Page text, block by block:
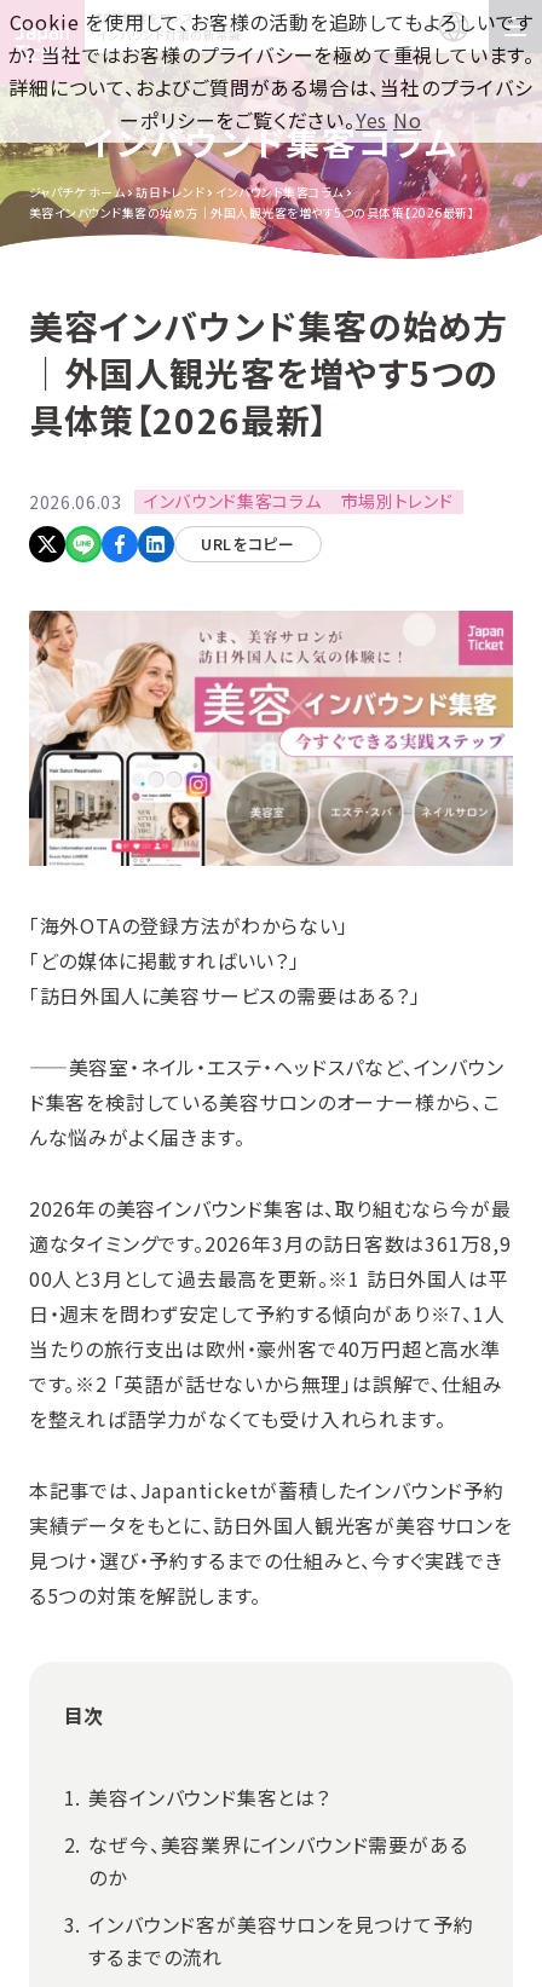
訪日集客をワンストップで！
インバウンド対策の新常識
インバウンド集客コラム
ジャパチケ ホーム 訪日トレンド
インバウンド集客コラム
美容インバウンド集客の始め方｜外国人観光客を増やす5つの具体策【2026最新】
美容インバウンド集客の始め方
｜外国人観光客を増やす5つの
具体策【2026最新】
2026.06.03 インバウンド集客コラム 市場別トレンド
URLをコピー
「海外OTAの登録方法がわからない」
「どの媒体に掲載すればいい？」
「訪日外国人に美容サービスの需要はある？」
——美容室・ネイル・エステ・ヘッドスパなど、インバウン
ド集客を検討している美容サロンのオーナー様から、こ
んな悩みがよく届きます。
2026年の美容インバウンド集客は、取り組むなら今が最
適なタイミングです。2026年3月の訪日客数は361万8,9
00人と3月として過去最高を更新。※1 訪日外国人は平
日・週末を問わず安定して予約する傾向があり※7、1人
当たりの旅行支出は欧州・豪州客で40万円超と高水準
です。※2 「英語が話せないから無理」は誤解で、仕組み
を整えれば語学力がなくても受け入れられます。
本記事では、Japanticketが蓄積したインバウンド予約
実績データをもとに、訪日外国人観光客が美容サロンを
見つけ・選び・予約するまでの仕組みと、今すぐ実践でき
る5つの対策を解説します。
目次
美容インバウンド集客とは？
なぜ今、美容業界にインバウンド需要がある
のか
インバウンド客が美容サロンを見つけて予約
するまでの流れ
Cookie を使用して、お客様の活動を追跡してもよろしいです
か? 当社ではお客様のプライバシーを極めて重視しています。
詳細について、およびご質問がある場合は、当社のプライバシ
ーポリシーをご覧ください。Yes No